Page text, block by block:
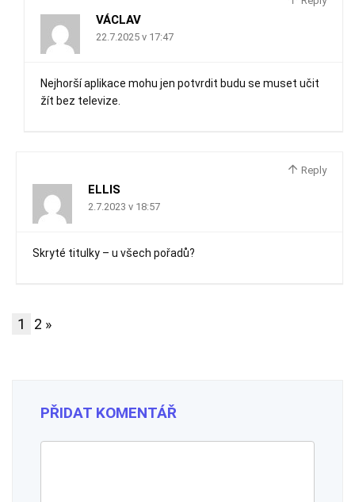
VÁCLAV
22.7.2025 v 17:47
Nejhorší aplikace mohu jen potvrdit budu se muset učit
žít bez televize.
Reply
ELLIS
2.7.2023 v 18:57
Skryté titulky – u všech pořadů?
1 2 »
PŘIDAT KOMENTÁŘ